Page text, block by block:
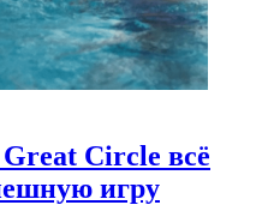
Circle всё
игру